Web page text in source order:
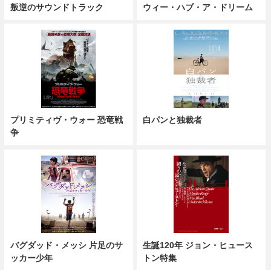
叛逆のサウンドトラック ウィー・ハブ・ア・ドリーム
プリミティヴ・ウォー 恐竜戦
争
白パンと独裁者
バグダッド・メッシ 片足のサ
ッカー少年
生誕120年 ジョン・ヒュース
トン特集